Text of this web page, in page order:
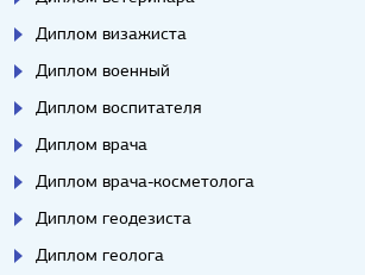
Диплом визажиста
Диплом военный
Диплом воспитателя
Диплом врача
Диплом врача-косметолога
Диплом геодезиста
Диплом геолога